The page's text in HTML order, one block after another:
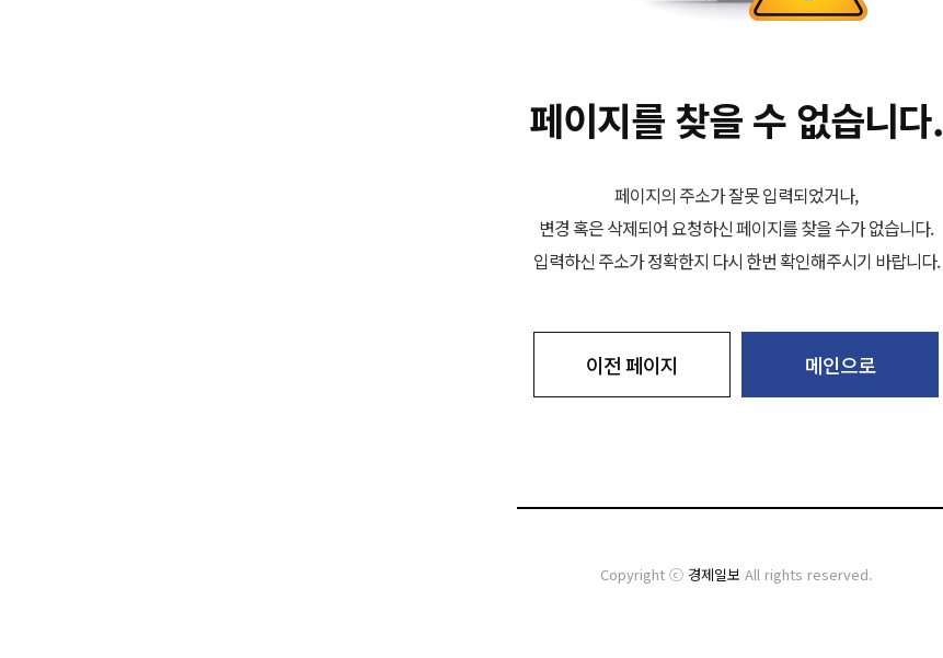
페이지를 찾을 수 없습니다.
페이지의 주소가 잘못 입력되었거나,
변경 혹은 삭제되어 요청하신 페이지를 찾을 수가 없습니다.
입력하신 주소가 정확한지 다시 한번 확인해주시기 바랍니다.
이전 페이지 메인으로
Copyright ⓒ 경제일보 All rights reserved.